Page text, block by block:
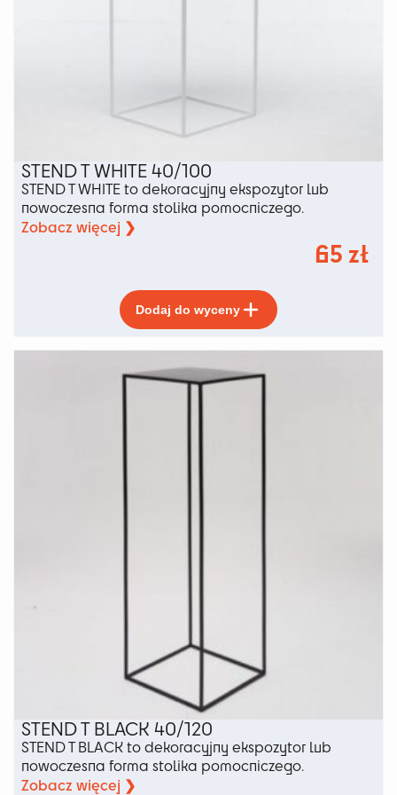
STEND T WHITE 40/100
STEND T WHITE to dekoracyjny ekspozytor lub
nowoczesna forma stolika pomocniczego.
Zobacz więcej ❯
65 zł
Dodaj do wyceny
produkt
ma
wiele
wariantów.
Opcje
STEND T BLACK 40/120
STEND T BLACK to dekoracyjny ekspozytor lub
nowoczesna forma stolika pomocniczego.
Zobacz więcej ❯